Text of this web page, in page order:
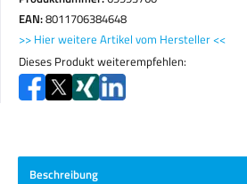
EAN:8011706384648
>> Hier weitere Artikel vom Hersteller <<
Dieses Produkt weiterempfehlen:
Beschreibung